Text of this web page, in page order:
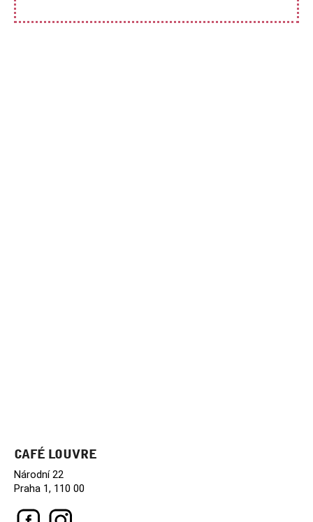
CAFÉ LOUVRE
Národní 22
Praha 1, 110 00